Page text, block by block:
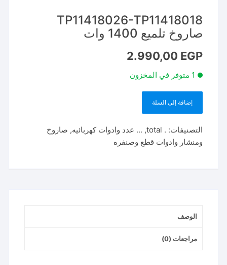
TP11418026-TP11418018
صاروخ تلميع 1400 وات
2.990,00 EGP
1 متوفر في المخزون
كمية
TP11418018
صاروخ
إضافة إلى السلة
التصنيفات: . total
, ... عدد وادوات كهربائيه, صاروخ
ومنشار وادوات قطع وصنفره
الوصف
مراجعات (0)